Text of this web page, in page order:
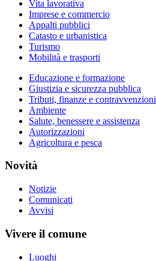
Vita lavorativa
Imprese e commercio
Appalti pubblici
Catasto e urbanistica
Turismo
Mobilità e trasporti
Educazione e formazione
Giustizia e sicurezza pubblica
Tributi, finanze e contravvenzioni
Ambiente
Salute, benessere e assistenza
Autorizzazioni
Agricoltura e pesca
Novità
Notizie
Comunicati
Avvisi
Vivere il comune
Luoghi